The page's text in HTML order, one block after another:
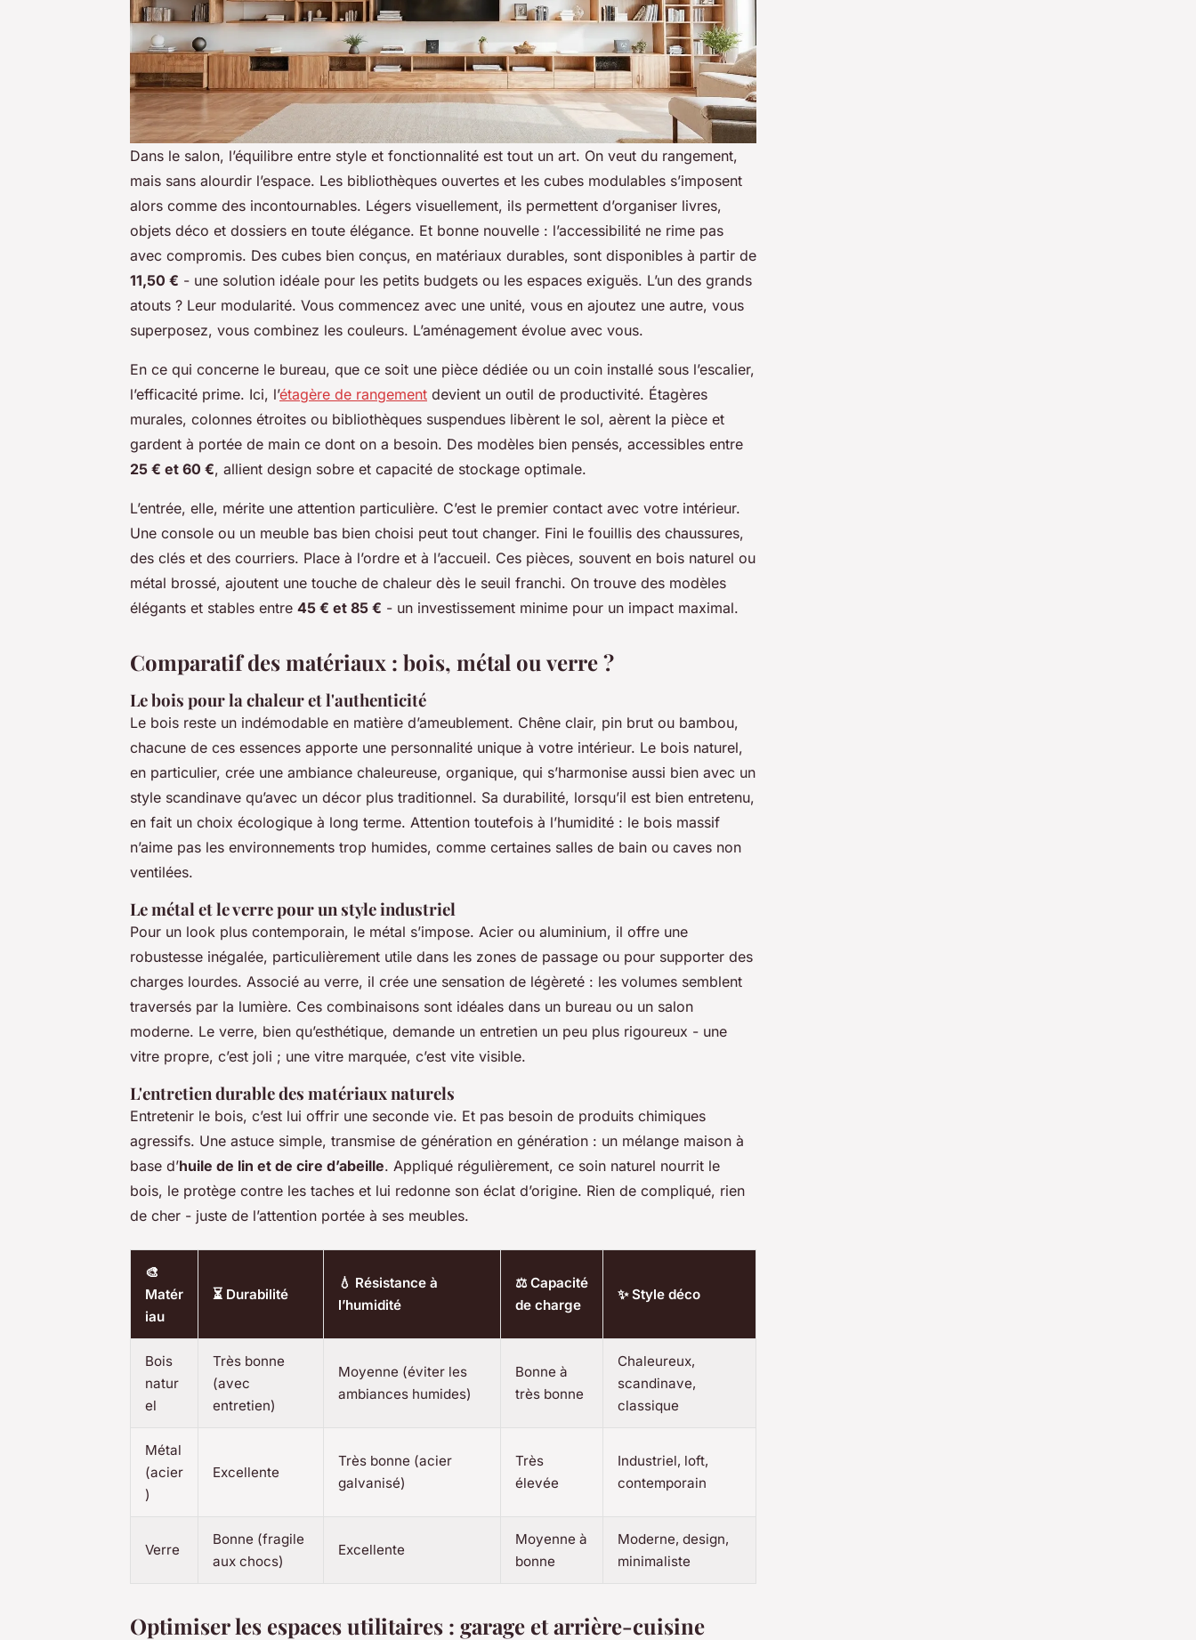
Dans le salon, l’équilibre entre style et fonctionnalité est tout un art. On veut du rangement,
mais sans alourdir l’espace. Les bibliothèques ouvertes et les cubes modulables s’imposent
alors comme des incontournables. Légers visuellement, ils permettent d’organiser livres,
objets déco et dossiers en toute élégance. Et bonne nouvelle : l’accessibilité ne rime pas
avec compromis. Des cubes bien conçus, en matériaux durables, sont disponibles à partir de
11,50 € - une solution idéale pour les petits budgets ou les espaces exiguës. L’un des grands
atouts ? Leur modularité. Vous commencez avec une unité, vous en ajoutez une autre, vous
superposez, vous combinez les couleurs. L’aménagement évolue avec vous.
En ce qui concerne le bureau, que ce soit une pièce dédiée ou un coin installé sous l’escalier,
l’efficacité prime. Ici, l’étagère de rangement devient un outil de productivité. Étagères
murales, colonnes étroites ou bibliothèques suspendues libèrent le sol, aèrent la pièce et
gardent à portée de main ce dont on a besoin. Des modèles bien pensés, accessibles entre
25 € et 60 €, allient design sobre et capacité de stockage optimale.
L’entrée, elle, mérite une attention particulière. C’est le premier contact avec votre intérieur.
Une console ou un meuble bas bien choisi peut tout changer. Fini le fouillis des chaussures,
des clés et des courriers. Place à l’ordre et à l’accueil. Ces pièces, souvent en bois naturel ou
métal brossé, ajoutent une touche de chaleur dès le seuil franchi. On trouve des modèles
élégants et stables entre 45 € et 85 € - un investissement minime pour un impact maximal.
Comparatif des matériaux : bois, métal ou verre ?
Le bois pour la chaleur et l'authenticité
Le bois reste un indémodable en matière d’ameublement. Chêne clair, pin brut ou bambou,
chacune de ces essences apporte une personnalité unique à votre intérieur. Le bois naturel,
en particulier, crée une ambiance chaleureuse, organique, qui s’harmonise aussi bien avec un
style scandinave qu’avec un décor plus traditionnel. Sa durabilité, lorsqu’il est bien entretenu,
en fait un choix écologique à long terme. Attention toutefois à l’humidité : le bois massif
n’aime pas les environnements trop humides, comme certaines salles de bain ou caves non
ventilées.
Le métal et le verre pour un style industriel
Pour un look plus contemporain, le métal s’impose. Acier ou aluminium, il offre une
robustesse inégalée, particulièrement utile dans les zones de passage ou pour supporter des
charges lourdes. Associé au verre, il crée une sensation de légèreté : les volumes semblent
traversés par la lumière. Ces combinaisons sont idéales dans un bureau ou un salon
moderne. Le verre, bien qu’esthétique, demande un entretien un peu plus rigoureux - une
vitre propre, c’est joli ; une vitre marquée, c’est vite visible.
L'entretien durable des matériaux naturels
Entretenir le bois, c’est lui offrir une seconde vie. Et pas besoin de produits chimiques
agressifs. Une astuce simple, transmise de génération en génération : un mélange maison à
base d’huile de lin et de cire d’abeille. Appliqué régulièrement, ce soin naturel nourrit le
bois, le protège contre les taches et lui redonne son éclat d’origine. Rien de compliqué, rien
de cher - juste de l’attention portée à ses meubles.
🎨
Matér
iau
⏳ Durabilité
💧 Résistance à
l’humidité
⚖️ Capacité
de charge
✨ Style déco
Bois
natur
el
Très bonne
(avec
entretien)
Moyenne (éviter les
ambiances humides)
Bonne à
très bonne
Chaleureux,
scandinave,
classique
Métal
(acier
)
Excellente
Très bonne (acier
galvanisé)
Très
élevée
Industriel, loft,
contemporain
Verre
Bonne (fragile
aux chocs)
Excellente
Moyenne à
bonne
Moderne, design,
minimaliste
Optimiser les espaces utilitaires : garage et arrière-cuisine